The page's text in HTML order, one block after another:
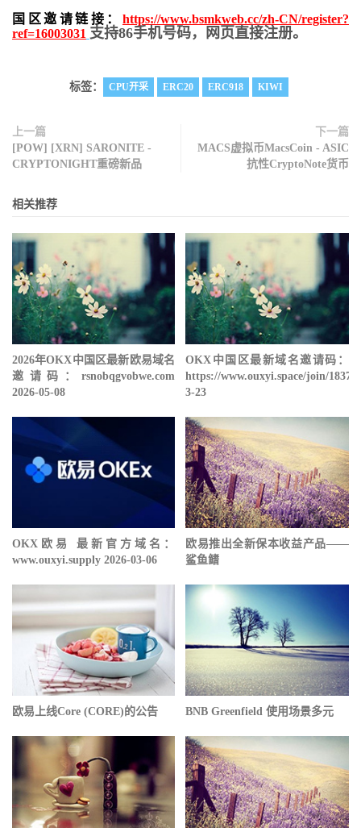
国区邀请链接： https://www.bsmkweb.cc/zh-CN/register?
ref=16003031 支持86手机号码，网页直接注册。
标签： CPU开采 ERC20 ERC918 KIWI
上一篇
[POW] [XRN] SARONITE -
CRYPTONIGHT重磅新品
下一篇
MACS虚拟币MacsCoin - ASIC
抗性CryptoNote货币
相关推荐
2026年OKX中国区最新欧易域名
邀请码：rsnobqgvobwe.com
2026-05-08
OKX中国区最新域名邀请码：
https://www.ouxyi.space/join/
3-23
OKX欧易 最新官方域名：
www.ouxyi.supply 2026-03-06
欧易推出全新保本收益产品——
鲨鱼鳍
欧易上线Core (CORE)的公告 BNB Greenfield 使用场景多元